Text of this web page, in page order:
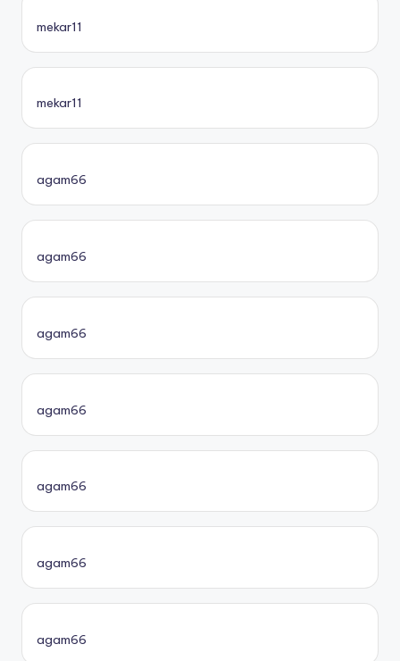
mekar11
mekar11
agam66
agam66
agam66
agam66
agam66
agam66
agam66